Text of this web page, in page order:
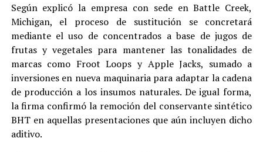
Según explicó la empresa con sede en Battle Creek,
Michigan, el proceso de sustitución se concretará
mediante el uso de concentrados a base de jugos de
frutas y vegetales para mantener las tonalidades de
marcas como Froot Loops y Apple Jacks, sumado a
inversiones en nueva maquinaria para adaptar la cadena
de producción a los insumos naturales. De igual forma,
la firma confirmó la remoción del conservante sintético
BHT en aquellas presentaciones que aún incluyen dicho
aditivo.